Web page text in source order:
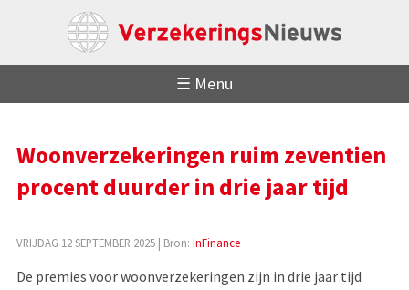
☰ Menu
Woonverzekeringen ruim zeventien
procent duurder in drie jaar tijd
VRIJDAG 12 SEPTEMBER 2025| Bron: InFinance
De premies voor woonverzekeringen zijn in drie jaar tijd